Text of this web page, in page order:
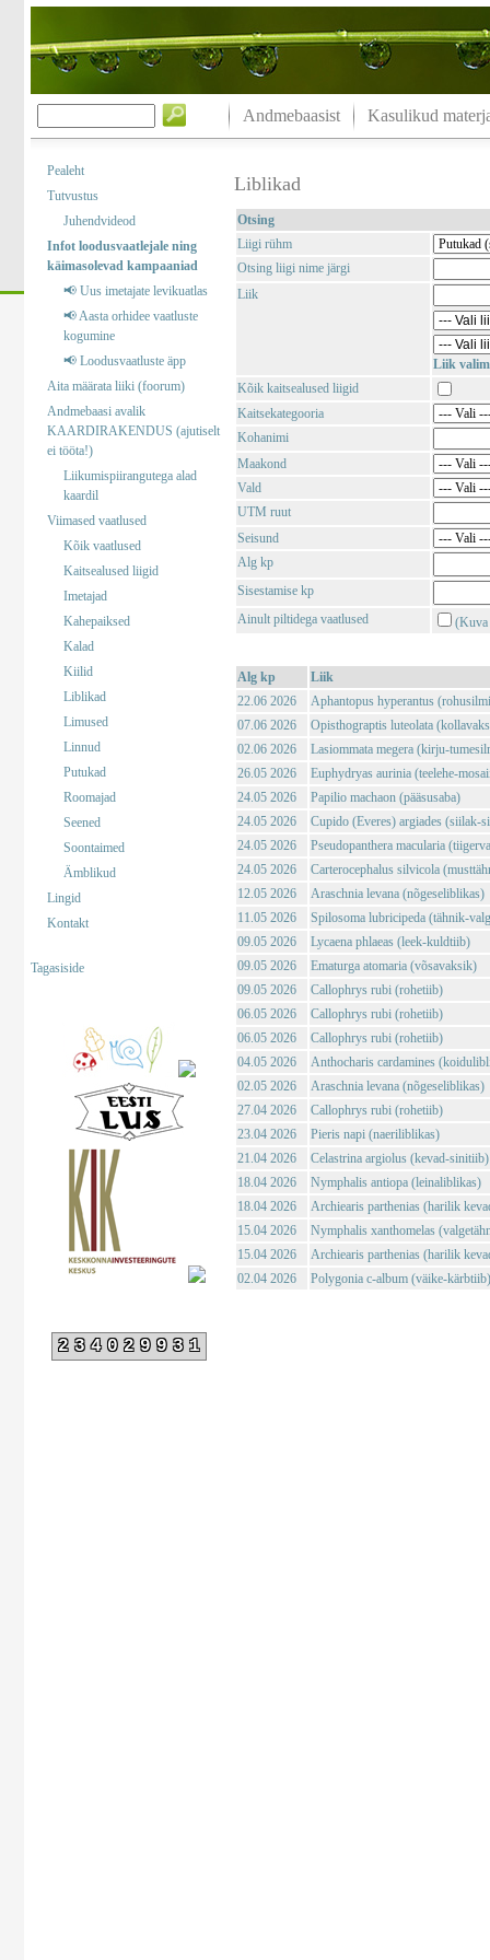
Andmebaasist Kasulikud
Pealeht
Tutvustus
Juhendvideod
Infot loodusvaatlejale ning
käimasolevad kampaaniad
📢 Uus imetajate levikuatlas
📢 Aasta orhidee vaatluste
kogumine
📢 Loodusvaatluste äpp
Aita määrata liiki (foorum)
Andmebaasi avalik
KAARDIRAKENDUS (ajutiselt
ei tööta!)
Liikumispiirangutega alad
kaardil
Viimased vaatlused
Kõik vaatlused
Kaitsealused liigid
Imetajad
Kahepaiksed
Kalad
Kiilid
Liblikad
Limused
Linnud
Putukad
Roomajad
Seened
Soontaimed
Ämblikud
Lingid
Kontakt
Tagasiside
234029931
Liblikad
Otsing
Liigi rühm
Otsing liigi nime järgi
Liik
Liik
Kõik kaitsealused liigid
Kaitsekategooria
Kohanimi
Maakond
Vald
UTM ruut
Seisund
Alg kp
Sisestamise kp
Ainult piltidega vaatlused
(Kuva
Alg kp
Liik
22.06 2026
Aphantopus hyperantus
07.06 2026
Opisthograptis luteolata
02.06 2026
Lasiommata megera (kirju-
26.05 2026
Euphydryas aurinia (teelehe-
24.05 2026
Papilio machaon (pääsusaba)
24.05 2026
Cupido (Everes) argiades (siilak-
24.05 2026
Pseudopanthera macularia
24.05 2026
Carterocephalus silvicola
12.05 2026
Araschnia levana (nõgeseliblikas)
11.05 2026
Spilosoma lubricipeda (tähnik-
09.05 2026
Lycaena phlaeas (leek-kuldtiib)
09.05 2026
Ematurga atomaria (võsavaksik)
09.05 2026
Callophrys rubi (rohetiib)
06.05 2026
Callophrys rubi (rohetiib)
06.05 2026
Callophrys rubi (rohetiib)
04.05 2026
Anthocharis cardamines
02.05 2026
Araschnia levana (nõgeseliblikas)
27.04 2026
Callophrys rubi (rohetiib)
23.04 2026
Pieris napi (naeriliblikas)
21.04 2026
Celastrina argiolus (kevad-sinitiib)
18.04 2026
Nymphalis antiopa (leinaliblikas)
18.04 2026
Archiearis parthenias (harilik
15.04 2026
Nymphalis xanthomelas
15.04 2026
Archiearis parthenias (harilik
02.04 2026
Polygonia c-album (väike-kärbtiib)